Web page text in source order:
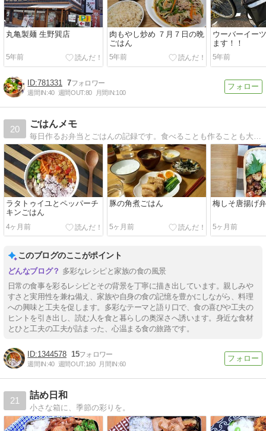
丸亀製麺 生野巽店
5年前
肉もやし炒め ７月７日の晩
ごはん
5年前
ウーバーイー
ます！！
5年前
781331 7
週間IN:40 週間OUT:80 月間IN:100
20
ごはんメモ
ラタトゥイユとペッパーチ
キンごはん
4ヶ月前
豚の角煮ごはん
5ヶ月前
梅しそ唐揚げ
5ヶ月前
このブログのここがポイント
多彩なレシピと家族の食の風景
日常の食事を彩るレシピとその背景を丁寧に描き出しています。親しみや
すさと実用性を兼ね備え、家族や自身の食の記憶を豊かにしながら、料理
への興味と工夫を促します。多彩なテーマと語り口で、食の喜びや工夫の
ヒントを引き出し、読む人を食と暮らしの奥深さへ誘います。身近な食材
とひと工夫の工夫が詰まった、心温まる食の旅路です。
1344578 15
週間IN:40 週間OUT:180 月間IN:60
21
詰め日和
小さな箱に、季節の彩りを。